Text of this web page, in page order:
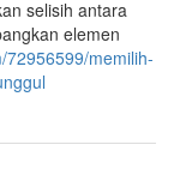
selisih antara
elemen
memilih-